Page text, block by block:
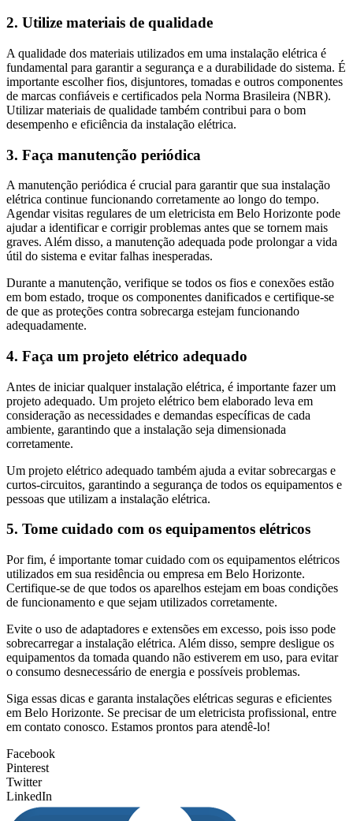
2. Utilize materiais de qualidade
A qualidade dos materiais utilizados em uma instalação elétrica é
fundamental para garantir a segurança e a durabilidade do sistema. É
importante escolher fios, disjuntores, tomadas e outros componentes
de marcas confiáveis e certificados pela Norma Brasileira (NBR).
Utilizar materiais de qualidade também contribui para o bom
desempenho e eficiência da instalação elétrica.
3. Faça manutenção periódica
A manutenção periódica é crucial para garantir que sua instalação
elétrica continue funcionando corretamente ao longo do tempo.
Agendar visitas regulares de um eletricista em Belo Horizonte pode
ajudar a identificar e corrigir problemas antes que se tornem mais
graves. Além disso, a manutenção adequada pode prolongar a vida
útil do sistema e evitar falhas inesperadas.
Durante a manutenção, verifique se todos os fios e conexões estão
em bom estado, troque os componentes danificados e certifique-se
de que as proteções contra sobrecarga estejam funcionando
adequadamente.
4. Faça um projeto elétrico adequado
Antes de iniciar qualquer instalação elétrica, é importante fazer um
projeto adequado. Um projeto elétrico bem elaborado leva em
consideração as necessidades e demandas específicas de cada
ambiente, garantindo que a instalação seja dimensionada
corretamente.
Um projeto elétrico adequado também ajuda a evitar sobrecargas e
curtos-circuitos, garantindo a segurança de todos os equipamentos e
pessoas que utilizam a instalação elétrica.
5. Tome cuidado com os equipamentos elétricos
Por fim, é importante tomar cuidado com os equipamentos elétricos
utilizados em sua residência ou empresa em Belo Horizonte.
Certifique-se de que todos os aparelhos estejam em boas condições
de funcionamento e que sejam utilizados corretamente.
Evite o uso de adaptadores e extensões em excesso, pois isso pode
sobrecarregar a instalação elétrica. Além disso, sempre desligue os
equipamentos da tomada quando não estiverem em uso, para evitar
o consumo desnecessário de energia e possíveis problemas.
Siga essas dicas e garanta instalações elétricas seguras e eficientes
em Belo Horizonte. Se precisar de um eletricista profissional, entre
em contato conosco. Estamos prontos para atendê-lo!
Facebook
Pinterest
Twitter
LinkedIn